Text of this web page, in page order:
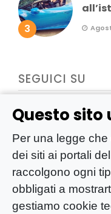
Questo sito
Per una legge
dei siti ai portali
raccolgono ogni
obbligati a
gestiamo cookie
3
SEGUICI SU